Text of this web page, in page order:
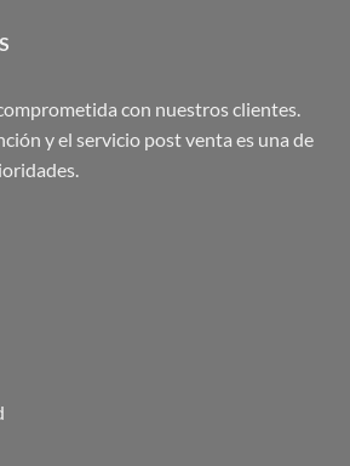
con nuestros clientes.
y el servicio post venta es una de